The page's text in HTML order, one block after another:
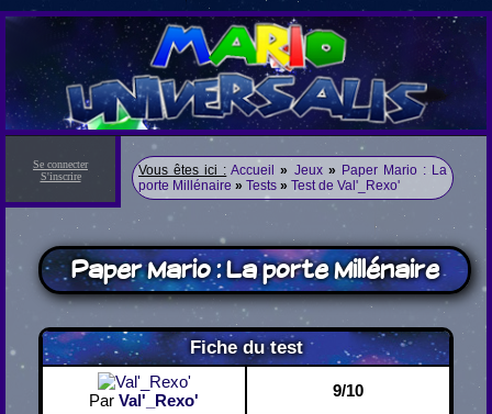
Se connecter
S'inscrire
Vous êtes ici : Accueil » Jeux » Paper Mario : La
porte Millénaire » Tests » Test de Val'_Rexo'
Paper Mario : La porte Millénaire
Fiche du test
Par Val'_Rexo'
9/10